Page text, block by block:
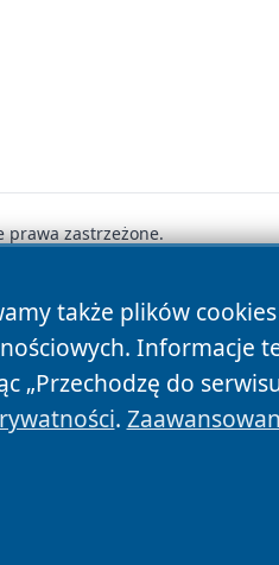
także plików
Informacje
do
.
prawa zastrzeżone.
Polityka Cookies